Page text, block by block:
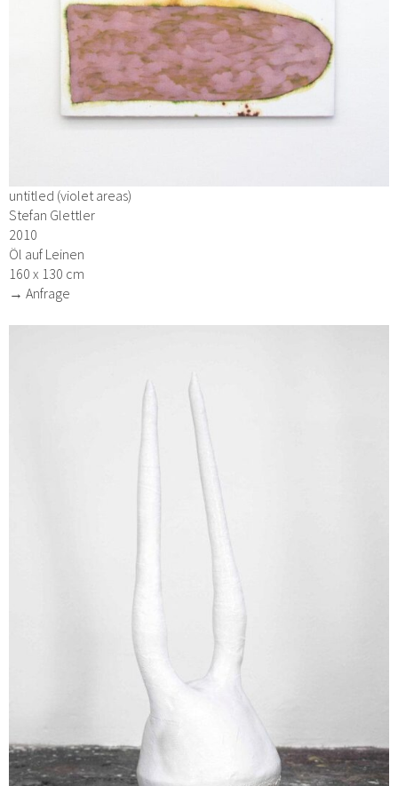
untitled (violet areas)
Stefan Glettler
2010
Öl auf Leinen
160 x 130 cm
→ Anfrage